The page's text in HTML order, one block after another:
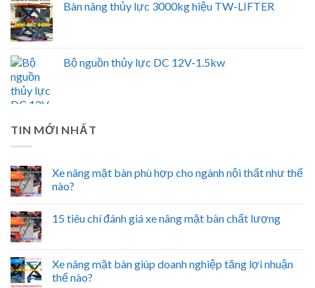
Bàn nâng thủy lực 3000kg hiệu TW-LIFTER
Bộ nguồn thủy lực DC 12V-1.5kw
TIN MỚI NHẤT
Xe nâng mặt bàn phù hợp cho ngành nội thất như thế
nào?
15 tiêu chí đánh giá xe nâng mặt bàn chất lượng
Xe nâng mặt bàn giúp doanh nghiệp tăng lợi nhuận
thế nào?